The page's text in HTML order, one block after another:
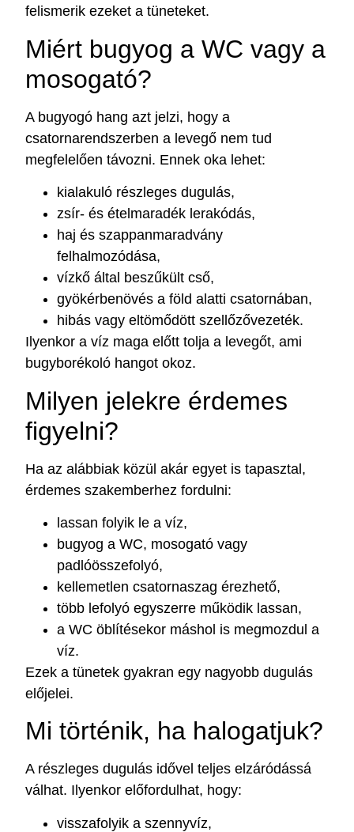
felismerik ezeket a tüneteket.
Miért bugyog a WC vagy a
mosogató?
A bugyogó hang azt jelzi, hogy a
csatornarendszerben a levegő nem tud
megfelelően távozni. Ennek oka lehet:
kialakuló részleges dugulás,
zsír- és ételmaradék lerakódás,
haj és szappanmaradvány
felhalmozódása,
vízkő által beszűkült cső,
gyökérbenövés a föld alatti csatornában,
hibás vagy eltömődött szellőzővezeték.
Ilyenkor a víz maga előtt tolja a levegőt, ami
bugyborékoló hangot okoz.
Milyen jelekre érdemes
figyelni?
Ha az alábbiak közül akár egyet is tapasztal,
érdemes szakemberhez fordulni:
lassan folyik le a víz,
bugyog a WC, mosogató vagy
padlóösszefolyó,
kellemetlen csatornaszag érezhető,
több lefolyó egyszerre működik lassan,
a WC öblítésekor máshol is megmozdul a
víz.
Ezek a tünetek gyakran egy nagyobb dugulás
előjelei.
Mi történik, ha halogatjuk?
A részleges dugulás idővel teljes elzáródássá
válhat. Ilyenkor előfordulhat, hogy:
visszafolyik a szennyvíz,